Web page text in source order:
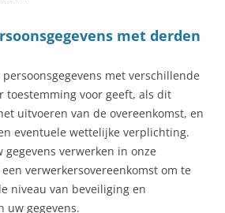
met derden
met verschillende
toestemming voor geeft, als dit
uitvoeren van de overeenkomst, en
eventuele wettelijke verplichting.
verwerken in onze
verwerkersovereenkomst om te
niveau van beveiliging en
uw gegevens.